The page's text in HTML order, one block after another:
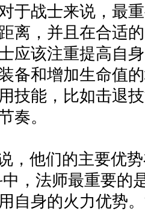
于战士来说，最
离，并且在合适
应该注重提高自
备和增加生命值
技能，比如击退
奏。
，他们的主要优
，法师最重要的
自身的火力优势